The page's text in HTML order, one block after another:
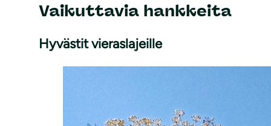
Vaikuttavia hankkeita
Hyvästit vieraslajeille